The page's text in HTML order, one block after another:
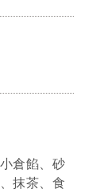
倉餡、砂
抹茶、食